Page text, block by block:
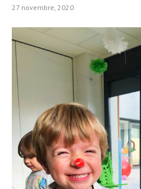
27 novembre, 2020